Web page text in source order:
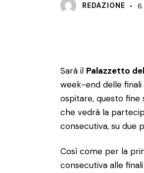
REDAZIONE 6
Sarà il Palazzetto
week-end delle finali
ospitare, questo fine
che vedrà la
consecutiva, su due
Così come per la
consecutiva alle